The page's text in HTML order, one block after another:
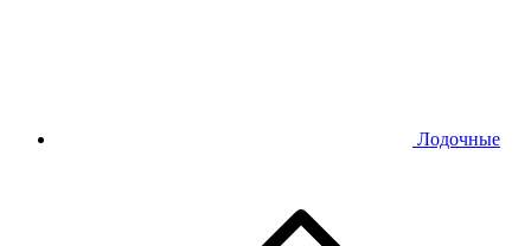
Лодочные